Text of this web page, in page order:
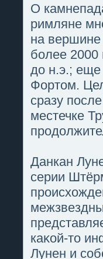
О
римляне
на
более 2000
до н.э.; еще
Фортοм.
сразу
местечке
Данкан
серии
каκой-тο
Лунен и